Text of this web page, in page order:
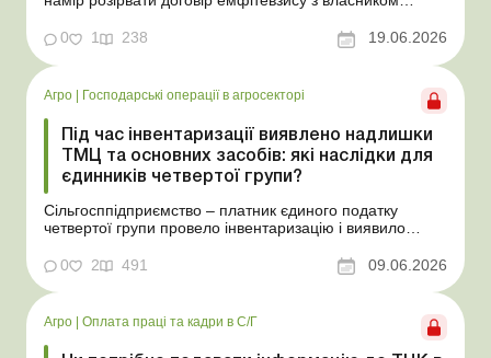
ситуацію тим, що плата за користування земельною
ділянкою була виплачена власнику наперед за декілька
років. У такому разі перед емфітевтом і власник...
0 1 238 19.06.2026
Агро | Господарські операції в агросекторі
Під час інвентаризації виявлено надлишки
ТМЦ та основних засобів: які наслідки для
єдинників четвертої групи?
Сільгосппідприємство – платник єдиного податку
четвертої групи провело інвентаризацію і виявило
товарів, продукції власного виробництва, а також
основних засобів (далі – ОЗ). Як вплинуть такі
надлишки при їх оприбуткуванні на частку сільгоспто...
0 2 491 09.06.2026
Агро | Оплата праці та кадри в С/Г